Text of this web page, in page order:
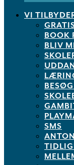
VI
BOOK
BLIV
SMS